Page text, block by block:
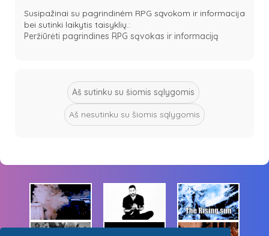
Susipažinai su pagrindinėm RPG sąvokom ir informacija
bei sutinki laikytis taisyklių.:
Peržiūrėti pagrindines RPG sąvokas ir informaciją